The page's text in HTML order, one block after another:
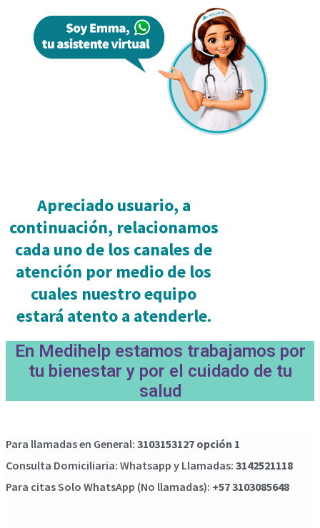
Apreciado usuario, a
continuación, relacionamos
cada uno de los canales de
atención por medio de los
cuales nuestro equipo
estará atento a atenderle.
En Medihelp estamos trabajamos por
tu bienestar y por el cuidado de tu
salud
Para llamadas en General: 3103153127 opción 1
Consulta Domiciliaria: Whatsapp y Llamadas: 3142521118
Para citas Solo WhatsApp (No llamadas): +57 3103085648